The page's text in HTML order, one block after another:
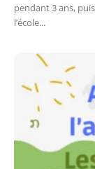
pendant 3 ans,
l’école...